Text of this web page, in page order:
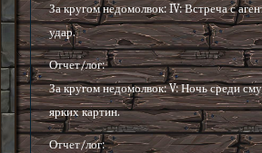
За кругом недомолвок: IV: Встреча с
удар.
Отчет/лог:
За кругом недомолвок: V: Ночь среди
ярких картин.
Отчет/лог: